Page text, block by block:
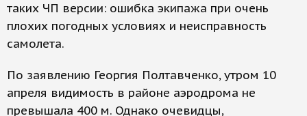
таких ЧП версии: ошибка экипажа при очень
плохих погодных условиях и неисправность
самолета.
По заявлению Георгия Полтавченко, утром 10
апреля видимость в районе аэродрома не
превышала 400 м. Однако очевидцы,